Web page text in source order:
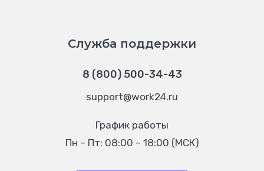
Служба поддержки
8 (800) 500-34-43
support@work24.ru
График работы
Пн – Пт: 08:00 – 18:00 (МСК)